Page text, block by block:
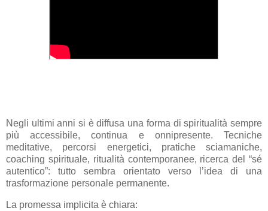
Negli ultimi anni si è diffusa una forma di spiritualità sempre
più accessibile, continua e onnipresente. Tecniche
meditative, percorsi energetici, pratiche sciamaniche,
coaching spirituale, ritualità contemporanee, ricerca del “sé
autentico”: tutto sembra orientato verso l’idea di una
trasformazione personale permanente.
La promessa implicita è chiara: